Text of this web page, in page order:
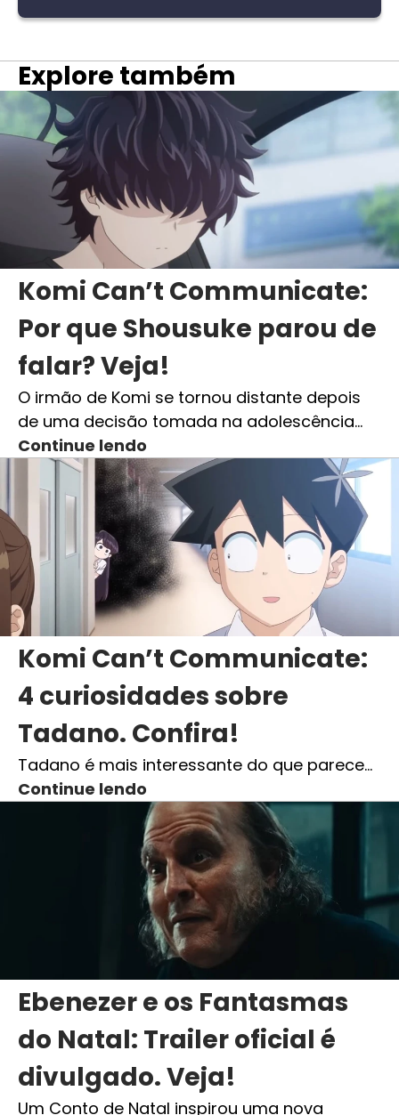
Explore também
Komi Can’t Communicate:
Por que Shousuke parou de
falar? Veja!
O irmão de Komi se tornou distante depois
de uma decisão tomada na adolescência…
Continue lendo
Komi Can’t Communicate:
4 curiosidades sobre
Tadano. Confira!
Tadano é mais interessante do que parece…
Continue lendo
Ebenezer e os Fantasmas
do Natal: Trailer oficial é
divulgado. Veja!
Um Conto de Natal inspirou uma nova